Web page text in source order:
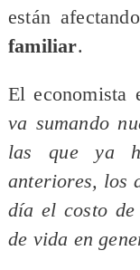
están
familiar.
El economista
va sumando
las que ya
anteriores, los
día el costo
de vida en